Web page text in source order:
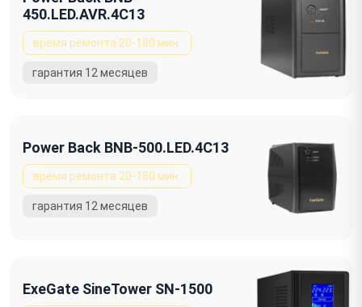
450.LED.AVR.4C13
Power Back BNB-500.LED.4C13
ExeGate SineTower SN-1500